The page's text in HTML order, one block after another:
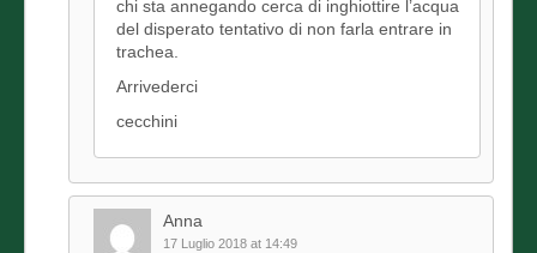
chi sta annegando cerca di inghiottire l’acqua
del disperato tentativo di non farla entrare in
trachea.
Arrivederci
cecchini
Anna
17 Luglio 2018 at 14:49